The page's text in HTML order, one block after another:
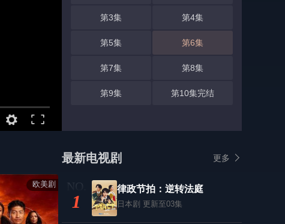
第3集 第4集
第5集 第6集
第7集 第8集
第9集 第10集完结
欧美剧
最新电视剧 更多
1
律政节拍：逆转法庭
日本剧 更新至03集